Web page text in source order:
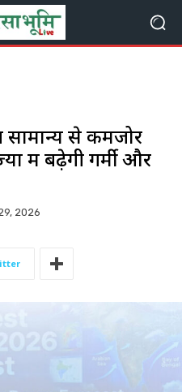
से कमजोर
में बढ़ेगी गर्मी और
2026